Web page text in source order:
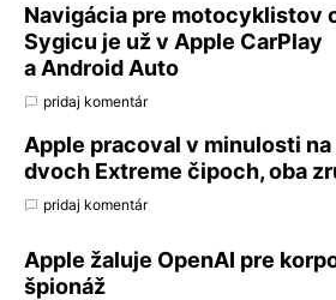
Navigácia pre motocyklistov
Sygicu je už v Apple CarPlay
a Android Auto
pridaj komentár
Apple pracoval v minulosti na
dvoch Extreme čipoch, oba
pridaj komentár
Apple žaluje OpenAI pre
špionáž